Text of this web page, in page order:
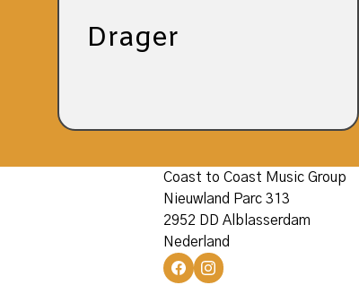
Drager
Coast to Coast Music Group
Nieuwland Parc 313
2952 DD Alblasserdam
Nederland